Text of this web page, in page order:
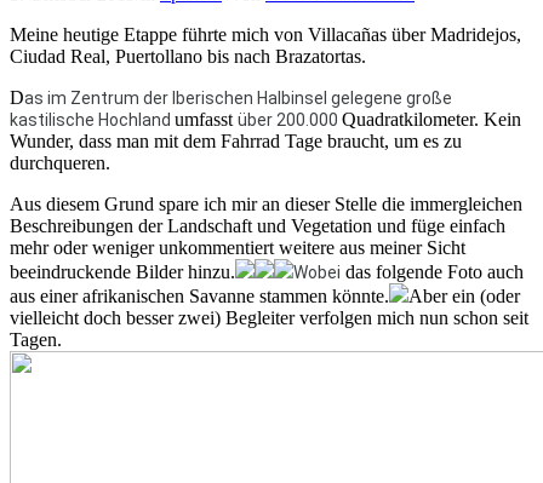
Meine heutige Etappe führte mich von Villacañas über Madridejos,
Ciudad Real, Puertollano bis nach Brazatortas.
Das im Zentrum der Iberischen Halbinsel gelegene große
kastilische Hochland umfasst über 200.000 Quadratkilometer. Kein
Wunder, dass man mit dem Fahrrad Tage braucht, um es zu
durchqueren.
Aus diesem Grund spare ich mir an dieser Stelle die immergleichen
Beschreibungen der Landschaft und Vegetation und füge einfach
mehr oder weniger unkommentiert weitere aus meiner Sicht
beeindruckende Bilder hinzu.
Wobei das folgende Foto auch
aus einer afrikanischen Savanne stammen könnte.
Aber ein (oder
vielleicht doch besser zwei) Begleiter verfolgen mich nun schon seit
Tagen.